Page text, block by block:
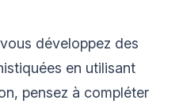
développez des
en utilisant
pensez à compléter